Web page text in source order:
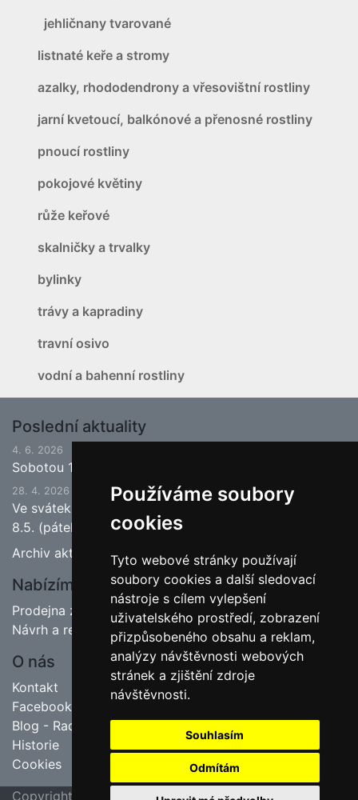
Používáme soubory
cookies
Tyto webové stránky používají
soubory cookies a další sledovací
nástroje s cílem vylepšení
uživatelského prostředí, zobrazení
přizpůsobeného obsahu a reklam,
analýzy návštěvnosti webových
stránek a zjištění zdroje
návštěvnosti.
Souhlasím
Odmítám
jehličnany tvarované
listnaté keře a stromy
azalky, rhododendrony a vřesovištní rostliny
jarní kvetoucí, balkónové a přenosné rostliny
pnoucí rostliny
pokojové květiny
růže keřové
skalničky a trvalky
bylinky
trávy a kapradiny
travní osivo
vodní a bahenní rostliny
Poslední aktuality
4. 6. 2026
Sobotou 13.6.2026 bude ukončena jarní sezona.
28. 4. 2026
Ve svátek 1.5. (pátek) bude naše prodejna zavřena a
8.5. (pátek) bude otevřeno.
Archiv aktualit
Nabízíme
Prodejna zahradnictví
Návrh a realizace zahrad
O nás
Kontakt
Facebook
Blog - Rady pro zahrádkáře
Historie
Cookies
poslední aktualizace 23. 7. 2026 09:45
Copyright ©